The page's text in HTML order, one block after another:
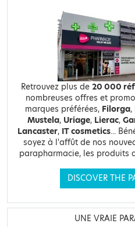
Retrouvez plus de 20 000
nombreuses offres et
marques préférées, Filorga,
Mustela, Uriage, Lierac,
Lancaster, IT cosmetics...
soyez à l'affût de nos
parapharmacie, les produits
DISCOVER THE
UNE VRAIE